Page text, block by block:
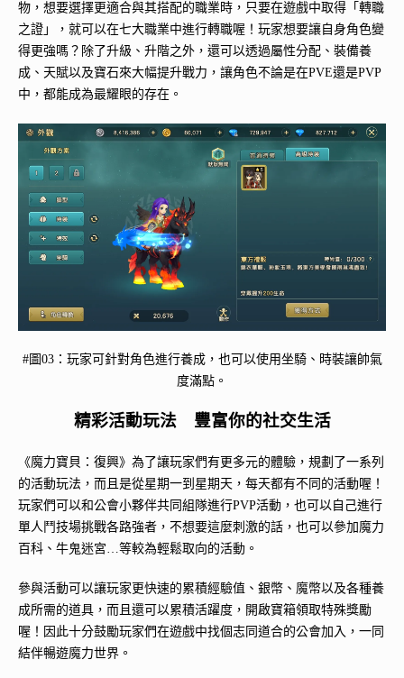
物，想要選擇更適合與其搭配的職業時，只要在遊戲中取得「轉職
之證」，就可以在七大職業中進行轉職喔！玩家想要讓自身角色變
得更強嗎？除了升級、升階之外，還可以透過屬性分配、裝備養
成、天賦以及寶石來大幅提升戰力，讓角色不論是在PVE還是PVP
中，都能成為最耀眼的存在。
#圖03：玩家可針對角色進行養成，也可以使用坐騎、時裝讓帥氣
度滿點。
精彩活動玩法 豐富你的社交生活
《魔力寶貝：復興》為了讓玩家們有更多元的體驗，規劃了一系列
的活動玩法，而且是從星期一到星期天，每天都有不同的活動喔！
玩家們可以和公會小夥伴共同組隊進行PVP活動，也可以自己進行
單人鬥技場挑戰各路強者，不想要這麼刺激的話，也可以參加魔力
百科、牛鬼迷宮…等較為輕鬆取向的活動。
參與活動可以讓玩家更快速的累積經驗值、銀幣、魔幣以及各種養
成所需的道具，而且還可以累積活躍度，開啟寶箱領取特殊獎勵
喔！因此十分鼓勵玩家們在遊戲中找個志同道合的公會加入，一同
結伴暢遊魔力世界。